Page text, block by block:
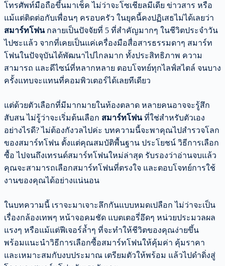
โทรศัพท์มือถือขึ้นมาเช็ค ไม่ว่าจะโซเชียลมีเดีย ข่าวสาร หรือ
แม้แต่ติดต่อกับเพื่อนๆ ครอบครัว ในยุคนี้คงปฏิเสธไม่ได้เลยว่า
สมาร์ทโฟนกลายเป็นปัจจัยที่ 5 ที่สำคัญมากๆ ในชีวิตประจำวัน
ไปซะแล้ว จากที่เคยเป็นแค่เครื่องมือสื่อสารธรรมดาๆ สมาร์ท
โฟนในปัจจุบันได้พัฒนาไปไกลมาก ทั้งประสิทธิภาพ ความ
สามารถ และดีไซน์ที่หลากหลาย ตอบโจทย์ทุกไลฟ์สไตล์ จนบาง
ครั้งแทบจะแทนที่คอมพิวเตอร์ได้เลยทีเดียว
แต่ด้วยตัวเลือกที่มีมากมายในท้องตลาด หลายคนอาจจะรู้สึก
สับสน ไม่รู้ว่าจะเริ่มต้นเลือก สมาร์ทโฟนที่ใช่สำหรับตัวเอง
อย่างไรดี? ไม่ต้องกังวลไปค่ะ บทความนี้จะพาคุณไปสำรวจโลก
ของสมาร์ทโฟน ตั้งแต่คุณสมบัติพื้นฐาน ประโยชน์ วิธีการเลือก
ซื้อ ไปจนถึงเทรนด์สมาร์ทโฟนใหม่ล่าสุด รับรองว่าอ่านจบแล้ว
คุณจะสามารถเลือกสมาร์ทโฟนที่ตรงใจ และตอบโจทย์การใช้
งานของคุณได้อย่างแน่นอน
ในบทความนี้ เราจะมาเจาะลึกกันแบบหมดเปลือก ไม่ว่าจะเป็น
เรื่องกล้องเทพๆ หน้าจอคมชัด แบตเตอรี่อึดๆ หน่วยประมวลผล
แรงๆ หรือแม้แต่ฟีเจอร์ล้ำๆ ที่จะทำให้ชีวิตของคุณง่ายขึ้น
พร้อมแนะนำวิธีการเลือกซื้อสมาร์ทโฟนให้คุ้มค่า คุ้มราคา
และเหมาะสมกับงบประมาณ เตรียมตัวให้พร้อม แล้วไปดำดิ่งสู่